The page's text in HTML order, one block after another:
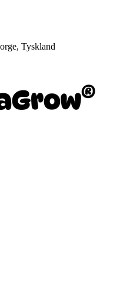
Tyskland